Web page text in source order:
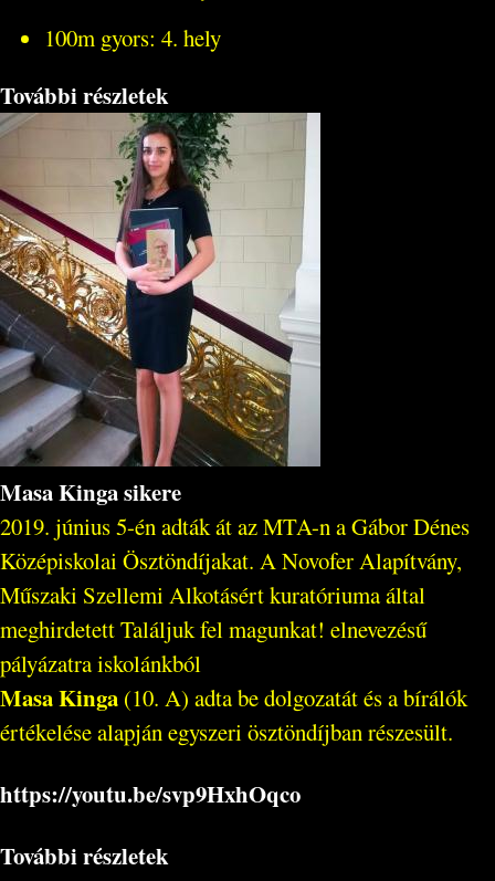
100m gyors: 4. hely
További részletek
Masa Kinga sikere
2019. június 5-én adták át az MTA-n a Gábor Dénes
Középiskolai Ösztöndíjakat. A Novofer Alapítvány,
Műszaki Szellemi Alkotásért kuratóriuma által
meghirdetett Találjuk fel magunkat! elnevezésű
pályázatra iskolánkból
Masa Kinga (10. A) adta be dolgozatát és a bírálók
értékelése alapján egyszeri ösztöndíjban részesült.
https://youtu.be/svp9HxhOqco
További részletek